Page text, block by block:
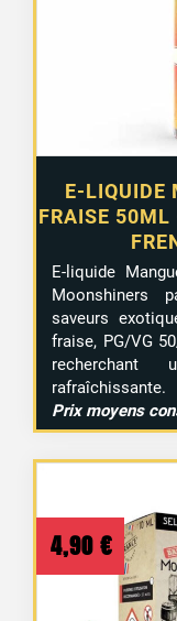
E-LIQUIDE
FRAISE 50ML
E-liquide
Moonshiners
saveurs
fraise, PG/VG
rafraîchissante.
Prix moyens
4,90 €